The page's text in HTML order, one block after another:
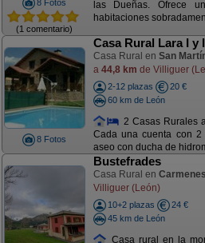
8 Fotos
(1 comentario)
las Dueñas. Ofrece
habitaciones
8 Fotos
Casa Rural Lara I y
Casa Rural en San
a 44,8 km de Villiguer
2-12 plazas
20 €
60 km de León
2 Casas Rurales
Cada una cuenta con
aseo con ducha de
Bustefrades
Casa Rural en Carmenes
Villiguer (León)
10+2 plazas
24 €
45 km de León
Casa rural en la